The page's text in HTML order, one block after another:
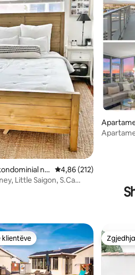
në
Vlerësimi mesatar 4,86
4,86 (212)
Little Saigon, S.Ca
Santa
zgjedhjeve të klientëve
klientëve